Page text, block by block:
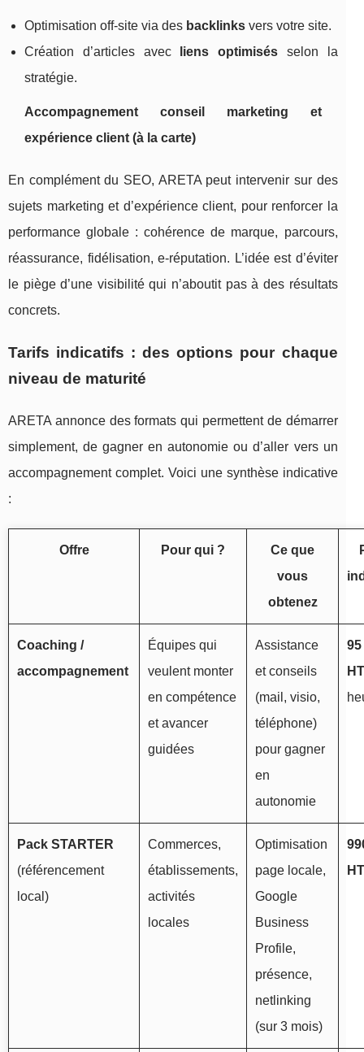
Optimisation off-site via des backlinks vers votre site.
Création d’articles avec
liens optimisés selon la
stratégie.
Accompagnement conseil marketing et
expérience client (à la carte)
En complément du SEO, ARETA peut intervenir sur des
sujets marketing et d’expérience client, pour renforcer la
performance globale : cohérence de marque, parcours,
réassurance, fidélisation, e-réputation. L’idée est d’éviter
le piège d’une visibilité qui n’aboutit pas à des résultats
concrets.
Tarifs indicatifs : des options pour chaque
niveau de maturité
ARETA annonce des formats qui permettent de démarrer
simplement, de gagner en autonomie ou d’aller vers un
accompagnement complet. Voici une synthèse indicative
:
Offre Pour qui ?
Ce que
vous
obtenez
Coaching /
accompagnement
Équipes qui
veulent monter
en compétence
et avancer
guidées
Assistance
et conseils
(mail, visio,
téléphone)
pour gagner
en
autonomie
95
HT
Pack STARTER
(référencement
local)
Commerces,
établissements,
activités
locales
Optimisation
page locale,
Google
Business
Profile,
présence,
netlinking
(sur 3 mois)
HT